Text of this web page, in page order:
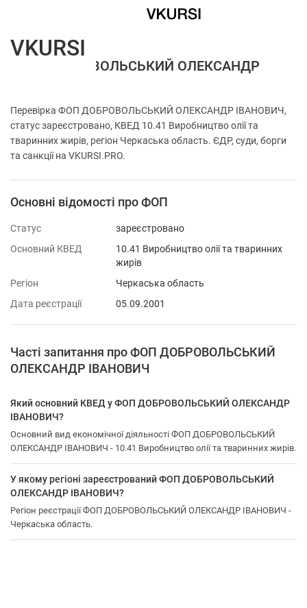
ФОП ДОБРОВОЛЬСЬКИЙ ОЛЕКСАНДР
Перевірка ФОП ДОБРОВОЛЬСЬКИЙ ОЛЕКСАНДР ІВАНОВИЧ,
статус зареєстровано, КВЕД 10.41 Виробництво олії та
тваринних жирів, регіон Черкаська область. ЄДР, суди, борги
та санкції на VKURSI.PRO.
Основні відомості про ФОП
Статус
зареєстровано
Основний КВЕД
10.41 Виробництво олії та тваринних
жирів
Регіон
Черкаська область
Дата реєстрації
05.09.2001
Часті запитання про ФОП ДОБРОВОЛЬСЬКИЙ
ОЛЕКСАНДР ІВАНОВИЧ
Який основний КВЕД у ФОП ДОБРОВОЛЬСЬКИЙ ОЛЕКСАНДР
ІВАНОВИЧ?
Основний вид економічної діяльності ФОП ДОБРОВОЛЬСЬКИЙ
ОЛЕКСАНДР ІВАНОВИЧ - 10.41 Виробництво олії та тваринних жирів.
У якому регіоні зареєстрований ФОП ДОБРОВОЛЬСЬКИЙ
ОЛЕКСАНДР ІВАНОВИЧ?
Регіон реєстрації ФОП ДОБРОВОЛЬСЬКИЙ ОЛЕКСАНДР ІВАНОВИЧ -
Черкаська область.
VKURSI